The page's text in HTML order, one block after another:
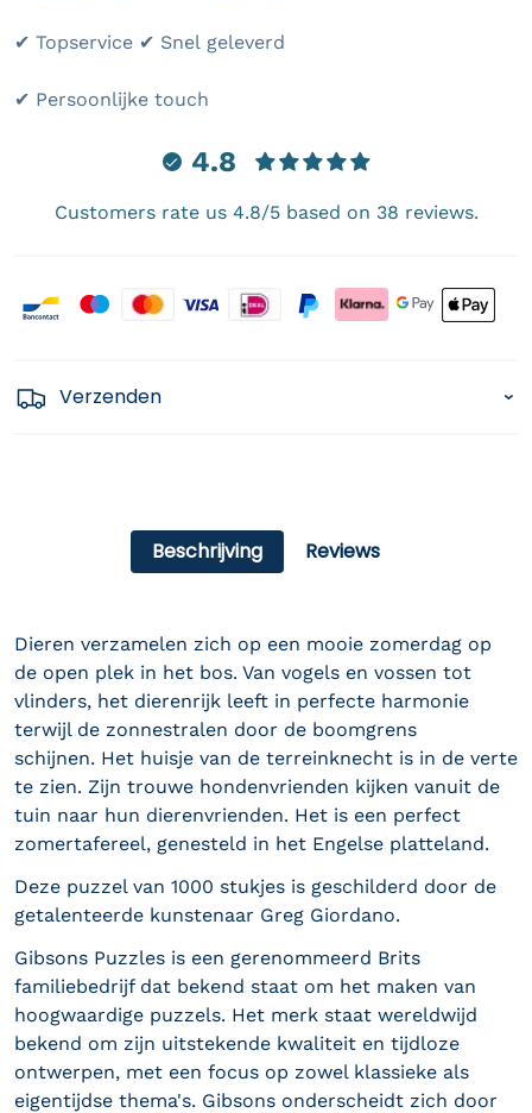
✔ Topservice ✔ Snel geleverd
✔ Persoonlijke touch
4.8
Customers rate us 4.8/5 based on 38 reviews.
Payment icons
Verzenden
Beschrijving Reviews
Dieren verzamelen zich op een mooie zomerdag op
de open plek in het bos. Van vogels en vossen tot
vlinders, het dierenrijk leeft in perfecte harmonie
terwijl de zonnestralen door de boomgrens
schijnen. Het huisje van de terreinknecht is in de verte
te zien. Zijn trouwe hondenvrienden kijken vanuit de
tuin naar hun dierenvrienden. Het is een perfect
zomertafereel, genesteld in het Engelse platteland.
Deze puzzel van 1000 stukjes is geschilderd door de
getalenteerde kunstenaar Greg Giordano.
Gibsons Puzzles is een gerenommeerd Brits
familiebedrijf dat bekend staat om het maken van
hoogwaardige puzzels. Het merk staat wereldwijd
bekend om zijn uitstekende kwaliteit en tijdloze
ontwerpen, met een focus op zowel klassieke als
eigentijdse thema's. Gibsons onderscheidt zich door